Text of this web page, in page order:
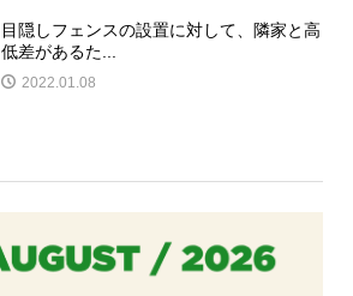
目隠しフェンスの設置に対して、隣家と高
低差があるた...
2022.01.08